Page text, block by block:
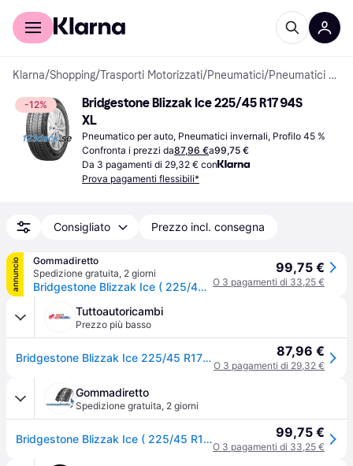
Per il tuo shopping
Klarna/Shopping/Trasporti Motorizzati/Pneumatici/ Pneumatici per auto
-12%
Bridgestone Blizzak Ice 225/45 R17 94S
XL
Pneumatico per auto, Pneumatici invernali, Profilo 45 %
Confronta i prezzi da87,96 €a99,75 €
Da 3 pagamenti di 29,32 € con
Prova pagamenti flessibili*
Consigliato Prezzo incl. consegna
annuncio
Gommadiretto
Spedizione gratuita, 2 giorni
Bridgestone Blizzak Ice ( 225/45 R17 94S XL EVc, Nordic compound, con protezione del cerchio (MFS) )
99,75 €
O 3 pagamenti di 33,25 €
Tuttoautoricambi
Prezzo più basso
Bridgestone Blizzak Ice 225/45 R17 94S auto Pneumatici invernali Pneumatici 29559 87,96 €
O 3 pagamenti di 29,32 €
Gommadiretto
Spedizione gratuita, 2 giorni
Bridgestone Blizzak Ice ( 225/45 R17 94S XL EVc, Nordic compound, con protezione del cerchio (MFS) ) 99,75 €
O 3 pagamenti di 33,25 €